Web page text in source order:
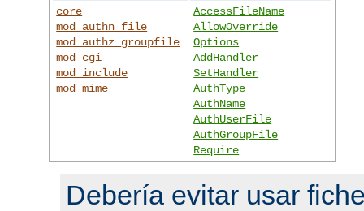
core
mod_authn_file
mod_authz_groupfile
mod_cgi
mod_include
mod_mime
AccessFileName
AllowOverride
Options
AddHandler
SetHandler
AuthType
AuthName
AuthUserFile
AuthGroupFile
Require
Debería evitar usar